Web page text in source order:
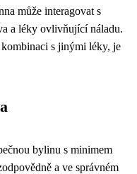
může interagovat s
a léky ovlivňující náladu.
s jinými léky, je
bylinu s minimem
a ve správném